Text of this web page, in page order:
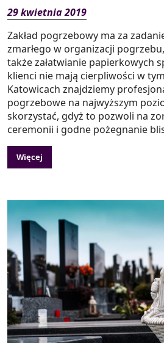
29 kwietnia 2019
Zakład pogrzebowy ma za
zmarłego w organizacji
także załatwianie papierkowych
klienci nie mają cierpliwości w
Katowicach znajdziemy
pogrzebowe na najwyższym
skorzystać, gdyż to pozwoli na
ceremonii i godne pożegnanie
Więcej